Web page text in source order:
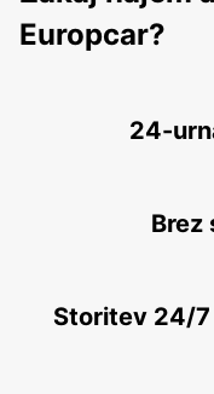
LEMGO - GERMANY
BRAUNSCHWEIG -
Europcar?
24-
Brez
Storitev 24/